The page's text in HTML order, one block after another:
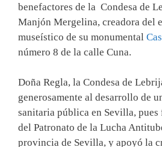
benefactores de la Condesa de
Manjón Mergelina, creadora del
museístico de su monumental
número 8 de la calle Cuna.
Doña Regla, la Condesa de
generosamente al desarrollo de
sanitaria pública en Sevilla,
del Patronato de la Lucha
provincia de Sevilla, y apoyó la